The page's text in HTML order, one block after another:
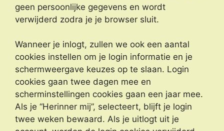
geen persoonlijke gegevens en wordt
verwijderd zodra je je browser sluit.
Wanneer je inlogt, zullen we ook een aantal
cookies instellen om je login informatie en je
schermweergave keuzes op te slaan. Login
cookies gaan twee dagen mee en
scherminstellingen cookies gaan een jaar mee.
Als je “Herinner mij”, selecteert, blijft je login
twee weken bewaard. Als je uitlogt uit je